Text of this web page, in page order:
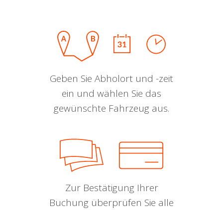
Geben Sie Abholort und -zeit
ein und wählen Sie das
gewünschte Fahrzeug aus.
Zur Bestätigung Ihrer
Buchung überprüfen Sie alle